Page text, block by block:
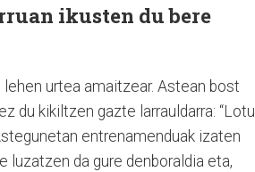
ikusten du bere
urtea amaitzear. Astean bost
du kikiltzen gazte larrauldarra:
entrenamenduak izaten
luzatzen da gure denboraldia eta,